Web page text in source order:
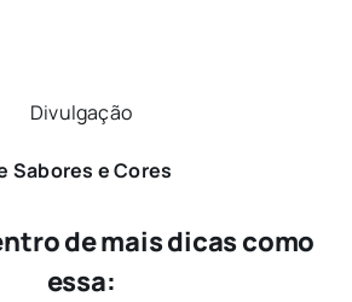
Divulgação
Sabores e Cores
de mais dicas como
essa: